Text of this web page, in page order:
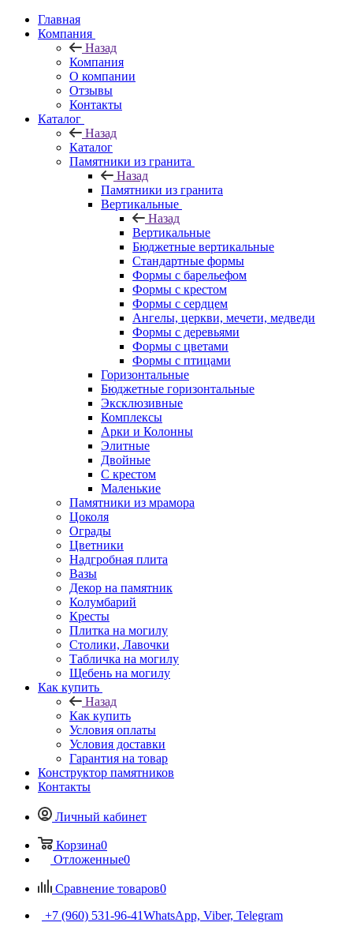
Главная
Компания
Назад
Компания
О компании
Отзывы
Контакты
Каталог
Назад
Каталог
Памятники из гранита
Назад
Памятники из гранита
Вертикальные
Назад
Вертикальные
Бюджетные вертикальные
Стандартные формы
Формы с барельефом
Формы с крестом
Формы с сердцем
Ангелы, церкви, мечети, медведи
Формы с деревьями
Формы с цветами
Формы с птицами
Горизонтальные
Бюджетные горизонтальные
Эксклюзивные
Комплексы
Арки и Колонны
Элитные
Двойные
С крестом
Маленькие
Памятники из мрамора
Цоколя
Ограды
Цветники
Надгробная плита
Вазы
Декор на памятник
Колумбарий
Кресты
Плитка на могилу
Столики, Лавочки
Табличка на могилу
Щебень на могилу
Как купить
Назад
Как купить
Условия оплаты
Условия доставки
Гарантия на товар
Конструктор памятников
Контакты
Личный кабинет
Корзина0
Отложенные0
Сравнение товаров0
+7 (960) 531-96-41WhatsApp, Viber, Telegram